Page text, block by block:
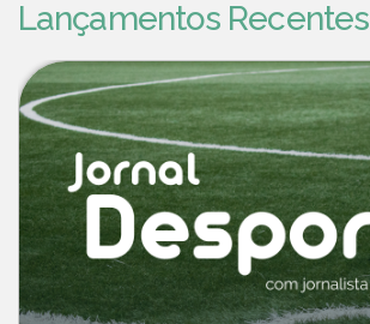
Lançamentos Recentes